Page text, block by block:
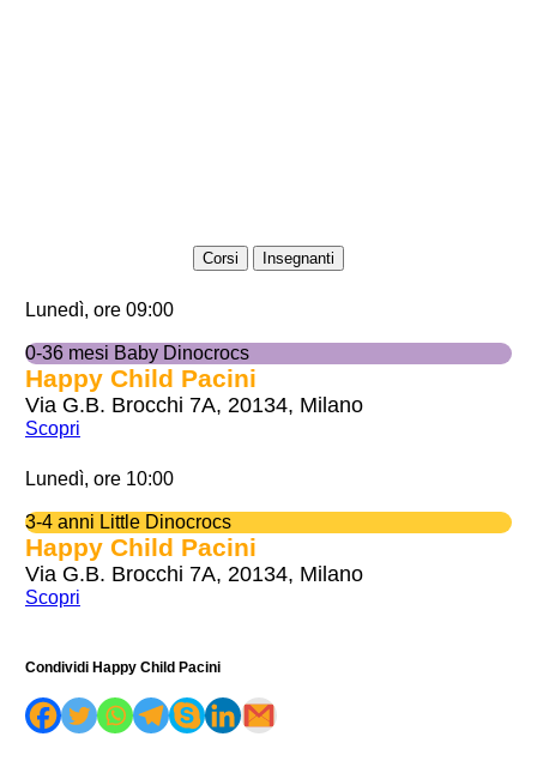
Corsi Insegnanti
Lunedì, ore 09:00
0-36 mesi Baby Dinocrocs
Happy Child Pacini
Via G.B. Brocchi 7A, 20134, Milano
Scopri
Lunedì, ore 10:00
3-4 anni Little Dinocrocs
Happy Child Pacini
Via G.B. Brocchi 7A, 20134, Milano
Scopri
Condividi Happy Child Pacini